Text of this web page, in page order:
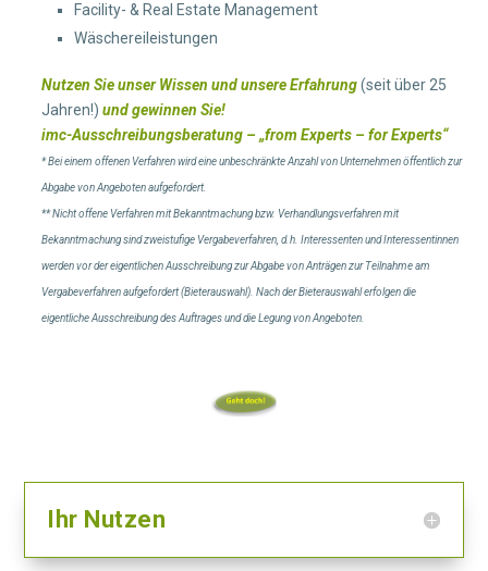
Facility- & Real Estate Management
Wäschereileistungen
Nutzen Sie unser Wissen und unsere Erfahrung(seit über 25
Jahren!) und gewinnen Sie!
imc-Ausschreibungsberatung – „from Experts – for Experts“
* Bei einem offenen Verfahren wird eine unbeschränkte Anzahl von Unternehmen öffentlich zur
Abgabe von Angeboten aufgefordert.
** Nicht offene Verfahren mit Bekanntmachung bzw. Verhandlungsverfahren mit
Bekanntmachung sind zweistufige Vergabeverfahren, d.h. Interessenten und Interessentinnen
werden vor der eigentlichen Ausschreibung zur Abgabe von Anträgen zur Teilnahme am
Vergabeverfahren aufgefordert (Bieterauswahl). Nach der Bieterauswahl erfolgen die
eigentliche Ausschreibung des Auftrages und die Legung von Angeboten.
Ihr Nutzen